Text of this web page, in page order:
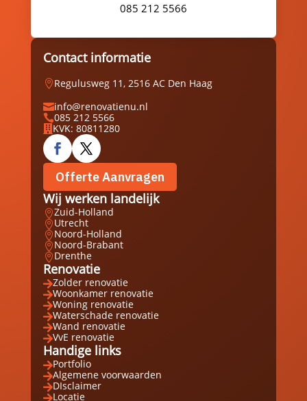
085 212 5566
Contact informatie
Regulusweg 11, 2516 AC Den Haag
info@renovatienu.nl
085 212 5566
 KVK: 80811280
Offerte Aanvragen
Wij werken landelijk
Zuid-Holland
Utrecht
Noord-Holland
Noord-Brabant
Drenthe
Renovatie
Zolder renovatie
Woonkamer renovatie
Woning renovatie
Waterschade renovatie
Wand renovatie
VvE renovatie
Handige links
Portfolio
Algemene voorwaarden
DIsclaimer
Locatie